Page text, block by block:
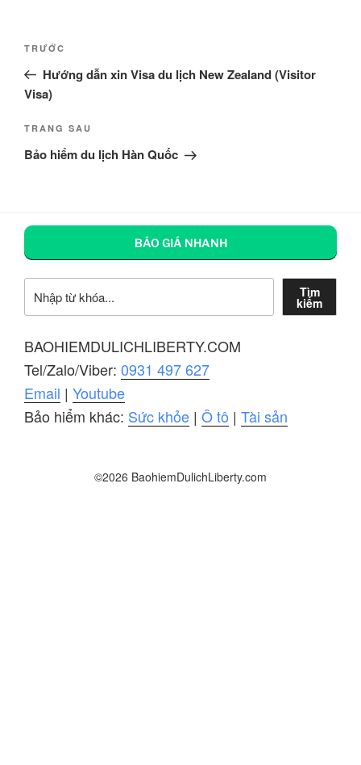
Điều
bài
viết
Bài
cũ
hơn
TRƯỚC
Hướng dẫn xin Visa du lịch New Zealand (Visitor
Visa)
Bài
tiếp
TRANG SAU
Bảo hiểm du lịch Hàn Quốc
BÁO GIÁ NHANH
Tìm
kiếm
BAOHIEMDULICHLIBERTY.COM
Tel/Zalo/Viber: 0931 497 627
Email | Youtube
Bảo hiểm khác: Sức khỏe | Ô tô | Tài sản
©2026 BaohiemDulichLiberty.com